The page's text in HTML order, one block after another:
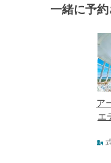
一緒に予
ア
エ